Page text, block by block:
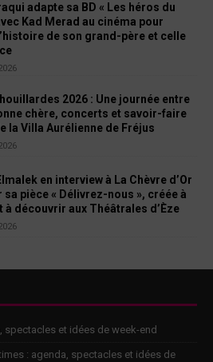
adapte sa BD « Les héros du
Kad Merad au cinéma pour
de son grand-père et celle
2026 : Une journée entre
chère, concerts et savoir-faire
la Villa Aurélienne de Fréjus
en interview à La Chèvre d’Or
sa pièce « Délivrez-nous », créée à
à découvrir aux Théâtrales d’Èze
spectacles et idées de week-end
: agenda, spectacles et idées de